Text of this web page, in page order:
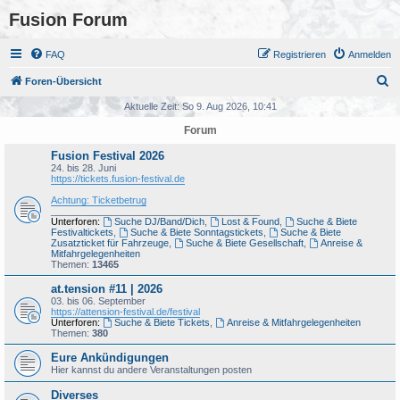
Fusion Forum
FAQ Anmelden
Registrieren
Foren-Übersicht
Aktuelle Zeit: So 9. Aug 2026, 10:41
Forum
Fusion Festival 2026
24. bis 28. Juni
https://tickets.fusion-festival.de
Achtung: Ticketbetrug
Unterforen:
Suche DJ/Band/Dich, Lost & Found,
Suche & Biete
Festivaltickets
Suche & Biete Sonntagstickets
Suche & Biete
Zusatzticket für Fahrzeuge
Suche & Biete Gesellschaft,
Anreise &
Mitfahrgelegenheiten
Themen: 13465
at.tension #11 | 2026
03. bis 06. September
https://attension-festival.de/festival
Unterforen:
Suche & Biete Tickets
Anreise & Mitfahrgelegenheiten
Themen: 380
Eure Ankündigungen
Hier kannst du andere Veranstaltungen posten
Diverses